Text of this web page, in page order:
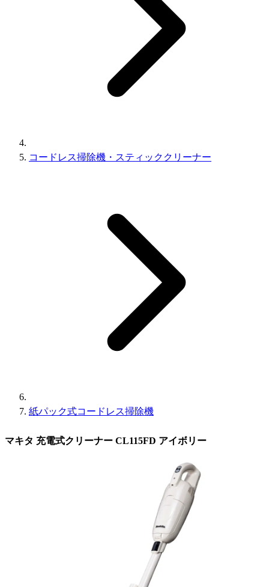
コードレス掃除機・スティッククリーナー
紙パック式コードレス掃除機
マキタ 充電式クリーナー CL115FD アイボリー